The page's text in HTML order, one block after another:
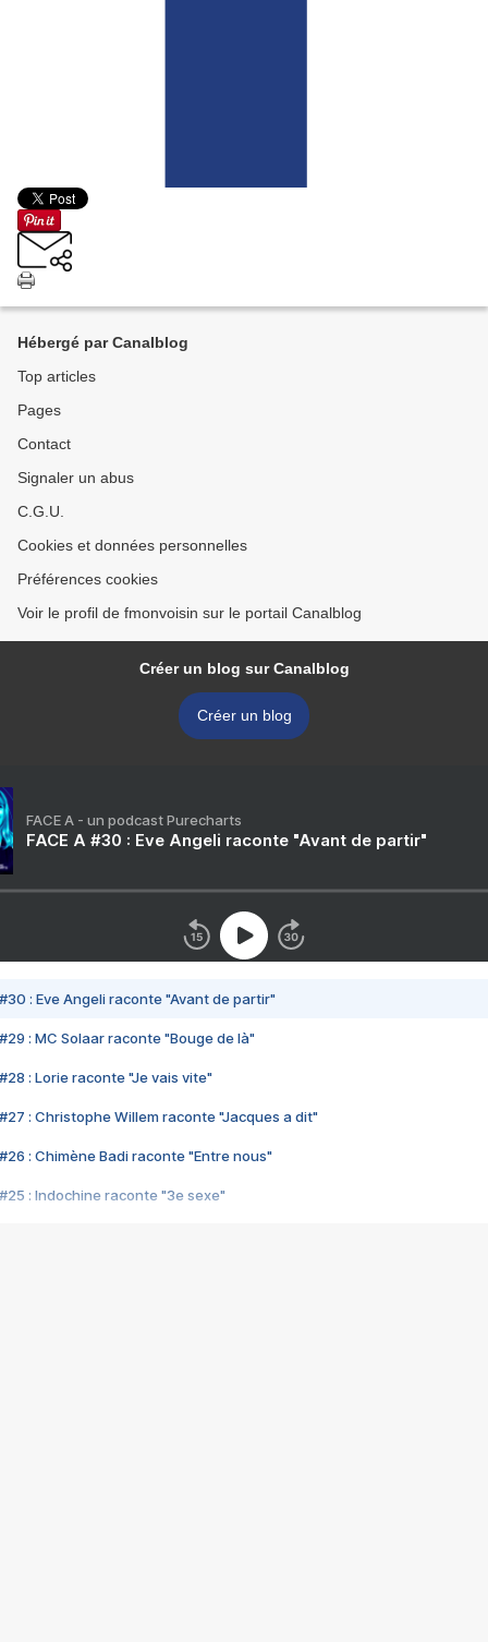
Hébergé par Canalblog
Top articles
Pages
Contact
Signaler un abus
C.G.U.
Cookies et données personnelles
Préférences cookies
Voir le profil de fmonvoisin sur le portail Canalblog
Créer un blog sur Canalblog
Créer un blog
FACE A - un podcast Purecharts
FACE A #30 : Eve Angeli raconte "Avant de partir"
#30 : Eve Angeli raconte "Avant de partir"
#29 : MC Solaar raconte "Bouge de là"
#28 : Lorie raconte "Je vais vite"
#27 : Christophe Willem raconte "Jacques a dit"
#26 : Chimène Badi raconte "Entre nous"
#25 : Indochine raconte "3e sexe"